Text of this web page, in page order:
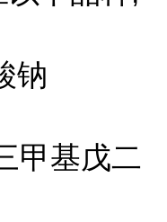
钠
甲基戊二